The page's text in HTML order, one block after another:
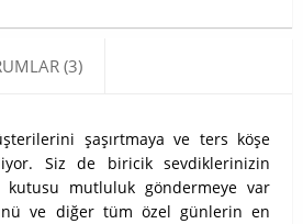
(3)
şaşırtmaya ve ters köşe
Siz de biricik sevdiklerinizin
mutluluk göndermeye var
ve diğer tüm özel günlerin en